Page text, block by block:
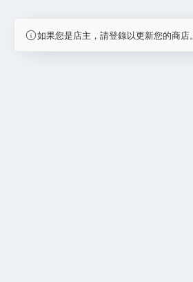
如果您是店主，請登錄以更新您的商店。